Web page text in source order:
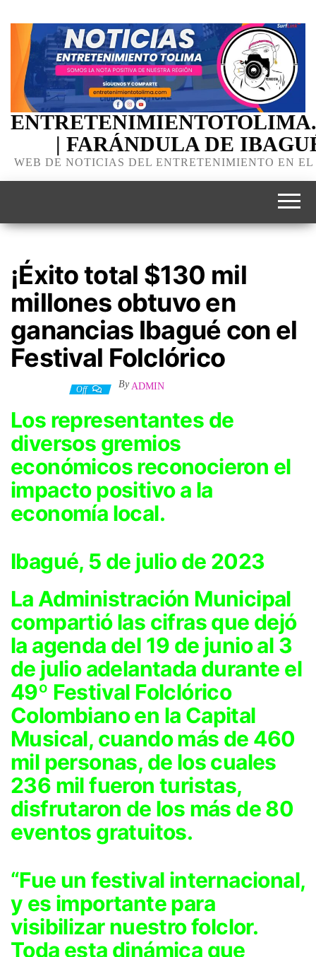
| FARÁNDULA DE
WEB DE NOTICIAS DEL ENTRETENIMIENTO EN
¡Éxito total $130 mil
millones obtuvo en
ganancias Ibagué con el
Festival Folclórico
Off By ADMIN
Los representantes de
diversos gremios
económicos reconocieron el
impacto positivo a la
economía local.
Ibagué, 5 de julio de 2023
La Administración Municipal
compartió las cifras que dejó
la agenda del 19 de junio al 3
de julio adelantada durante el
49º Festival Folclórico
Colombiano en la Capital
Musical, cuando más de 460
mil personas, de los cuales
236 mil fueron turistas,
disfrutaron de los más de 80
eventos gratuitos.
“Fue un festival internacional,
y es importante para
visibilizar nuestro folclor.
Toda esta dinámica que